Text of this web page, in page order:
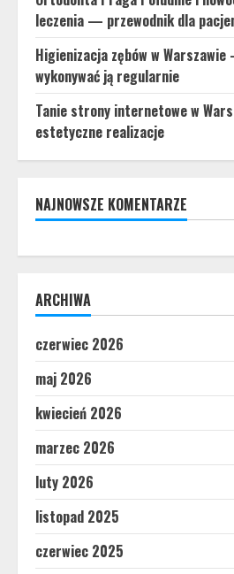
leczenia — przewodnik dla
Higienizacja zębów w
wykonywać ją regularnie
Tanie strony internetowe w
estetyczne realizacje
NAJNOWSZE KOMENTARZE
ARCHIWA
czerwiec 2026
maj 2026
kwiecień 2026
marzec 2026
luty 2026
listopad 2025
czerwiec 2025